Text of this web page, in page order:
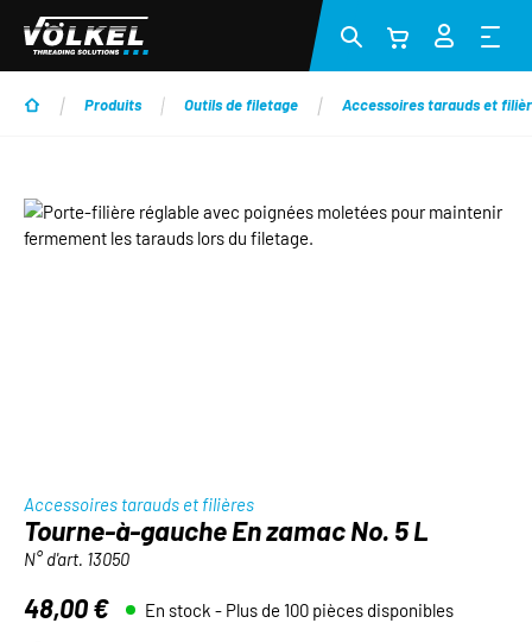
Passer au contenu principal
Produits Outils de filetage Accessoires tarauds et
Ignorer la galerie d'images
Accessoires tarauds et filières
Tourne-à-gauche En zamac No. 5 L
N° d'art. 13050
Prix régulier :
48,00 € En stock - Plus de 100 pièces disponibles